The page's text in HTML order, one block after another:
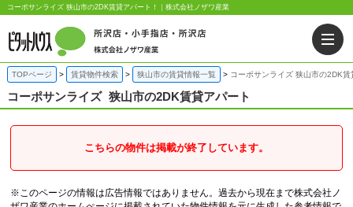
コーポサンライズ 狭山市の2DK賃貸アパート！｜株式会社ノザワ産業
TOPページ 賃貸物件検索 狭山市の賃貸情報一覧 コーポサンライズ 狭山市の2DK賃
コーポサンライズ 狭山市の2DK賃貸アパート
こちらの物件は掲載が終了しています。
※このページの情報は広告情報ではありません。過去から現在まで株式会社ノ